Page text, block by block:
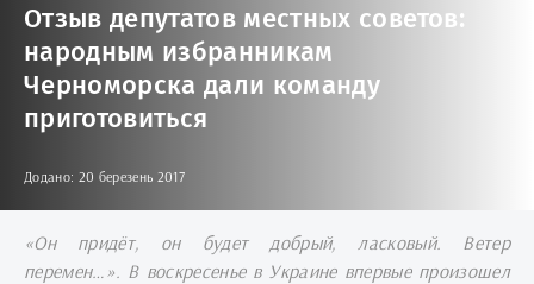
Отзыв депутатов местных советов:
народным избранникам
Черноморска дали команду
приготовиться
Додано: 20 березень 2017
«Он придёт, он будет добрый, ласковый. Ветер
перемен…». В воскресенье в Украине впервые произошел